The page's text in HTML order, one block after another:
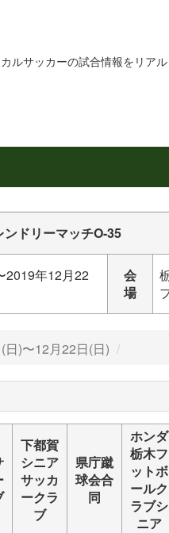
ルサッカーの試合情報をリアル
ドリーマッチO-35
2019年12月22
会
場
日)〜12月22日(日)
下都賀
シニア
サッカ
ークラ
ブ
県庁蹴
球会合
同
ホンダ
栃木フ
ットボ
ールク
ラブシ
ニア